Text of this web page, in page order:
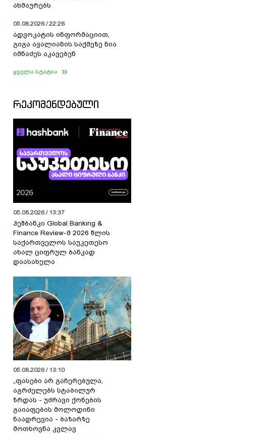
ახმაურებს
05.08.2026 / 22:26
ადვოკატის ინფორმაციით,
გიგა ავალიანის საქმეზე ნია
იმნაძეს აკავებენ
ყველა სტატია
ᲠᲔᲙᲝᲛᲔᲜᲓᲔᲑᲣᲚᲘ
05.08.2026 / 13:37
ჰეშბანკი Global Banking &
Finance Review-მ 2026 წლის
საქართველოს საუკეთესო
ახალ ციფრულ ბანკად
დაასახელა
05.08.2026 / 13:10
„ფასები არ გაჩერებულა,
აგრძელებს სტაბილურ
ზრდას - უძრავი ქონების
გაიაფების მოლოდინი
ნაადრევია - ბაზარზე
მოთხოვნა კვლავ